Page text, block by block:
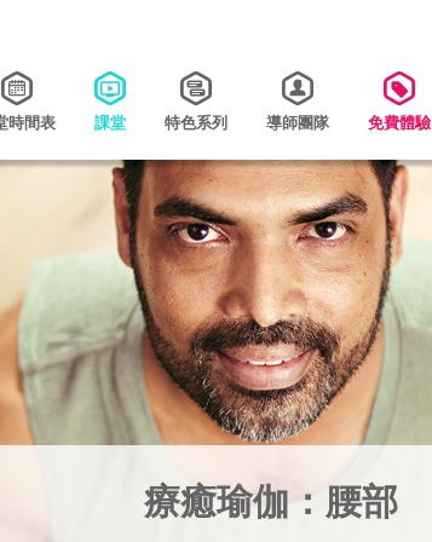
時間表 課堂 特色系列 導師團隊 免費體驗
療癒瑜伽：腰部